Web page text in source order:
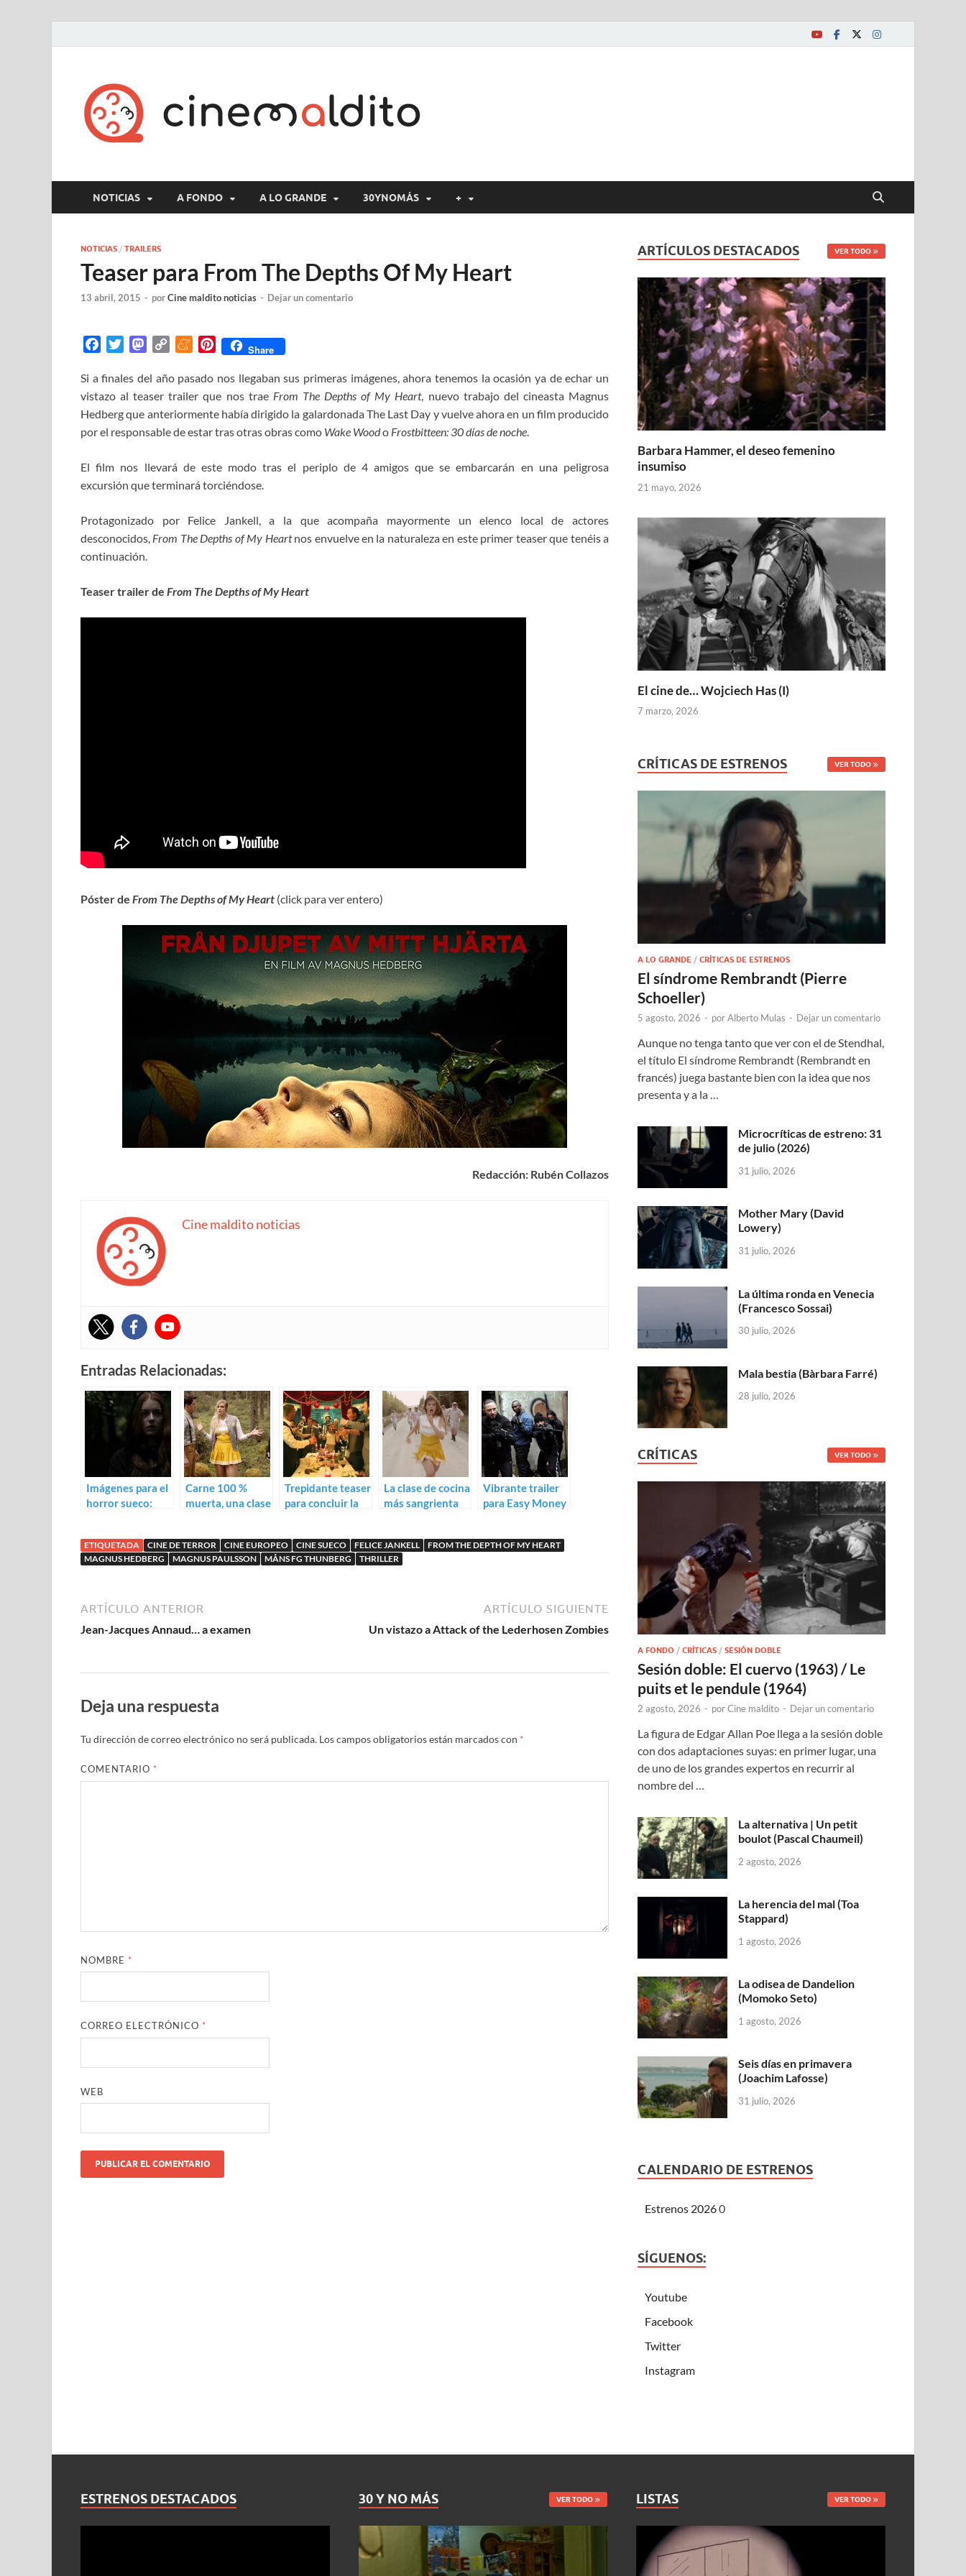
NOTICIAS A FONDO A LO GRANDE 30YNOMÁS +
NOTICIAS / TRAILERS
Teaser para From The Depths Of My Heart
13 abril, 2015 - porCine maldito noticias - Dejar un comentario
c
e
b
o
k
i
t
t
e
M
s
t
o
d
n
p
y
L
i
k
M
n
e
a
m
P
n
t
e
r
s
t
Share
Si a finales del año pasado nos llegaban sus primeras imágenes, ahora tenemos la ocasión ya de echar un
vistazo al teaser trailer que nos trae From The Depths of My Heart, nuevo trabajo del cineasta Magnus
Hedberg que anteriormente había dirigido la galardonada The Last Day y vuelve ahora en un film producido
por el responsable de estar tras otras obras como Wake Woodo Frostbitteen: 30 días de noche.
El film nos llevará de este modo tras el periplo de 4 amigos que se embarcarán en una peligrosa
excursión que terminará torciéndose.
Protagonizado por Felice Jankell, a la que acompaña mayormente un elenco local de actores
desconocidos, From The Depths of My Heartnos envuelve en la naturaleza en este primer teaser que tenéis a
continuación.
Teaser trailer de From The Depths of My Heart
Póster de From The Depths of My Heart (click para ver entero)
Redacción: Rubén Collazos
Cine maldito noticias
Entradas Relacionadas:
Imágenes para el
horror sueco:
Carne 100 %
muerta, una clase
American Burger
Trepidante teaser
para concluir la
La clase de cocina
más sangrienta
Burger
Vibrante trailer
para Easy Money
ETIQUETADA CINE DE TERROR CINE EUROPEO CINE SUECO FELICE JANKELL
FROM THE DEPTH OF MY HEART
MAGNUS HEDBERG
MAGNUS PAULSSON MÅNS FG THUNBERG THRILLER
ARTÍCULO ANTERIOR
Jean-Jacques Annaud… a examen
ARTÍCULO SIGUIENTE
Un vistazo a Attack of the Lederhosen Zombies
Deja una respuesta
Tu dirección de correo electrónico no será publicada. Los campos obligatorios están marcados con *
COMENTARIO *
NOMBRE *
CORREO ELECTRÓNICO *
WEB
ARTÍCULOS DESTACADOS VER TODO
Barbara Hammer, el deseo femenino
insumiso
21 mayo, 2026
El cine de… Wojciech Has (I)
7 marzo, 2026
CRÍTICAS DE ESTRENOS VER TODO
A LO GRANDE /CRÍTICAS DE ESTRENOS
El síndrome Rembrandt (Pierre
Schoeller)
5 agosto, 2026 - porAlberto Mulas - Dejar un comentario
Aunque no tenga tanto que ver con el de Stendhal,
el título El síndrome Rembrandt (Rembrandt en
francés) juega bastante bien con la idea que nos
presenta y a la …
Microcríticas de estreno: 31
de julio (2026)
31 julio, 2026
Mother Mary (David
Lowery)
31 julio, 2026
La última ronda en Venecia
(Francesco Sossai)
30 julio, 2026
Mala bestia (Bàrbara Farré)
28 julio, 2026
CRÍTICAS VER TODO
A FONDO /CRÍTICAS /SESIÓN DOBLE
Sesión doble: El cuervo (1963) / Le
puits et le pendule (1964)
2 agosto, 2026 - porCine maldito - Dejar un comentario
La figura de Edgar Allan Poe llega a la sesión doble
con dos adaptaciones suyas: en primer lugar, una
de uno de los grandes expertos en recurrir al
nombre del …
La alternativa | Un petit
boulot (Pascal Chaumeil)
2 agosto, 2026
La herencia del mal (Toa
Stappard)
1 agosto, 2026
La odisea de Dandelion
(Momoko Seto)
1 agosto, 2026
Seis días en primavera
(Joachim Lafosse)
31 julio, 2026
CALENDARIO DE ESTRENOS
Estrenos 20260
SÍGUENOS:
Youtube
Facebook
Twitter
Instagram
ESTRENOS DESTACADOS 30 Y NO MÁS VER TODO LISTAS VER TODO